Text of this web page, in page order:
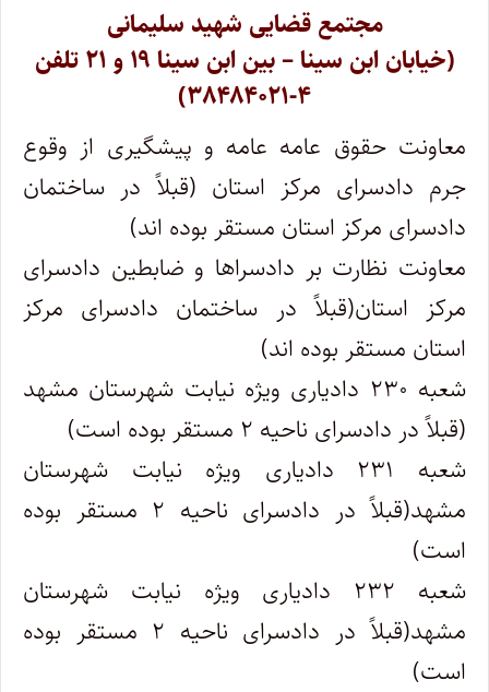
مجتمع قضایی شهید سلیمانی
(خیابان ابن سینا – بین ابن سینا ۱۹ و ۲۱ تلفن
۴-۳۸۴۸۴۰۲۱)
معاونت حقوق عامه عامه و پیشگیری از وقوع
جرم دادسرای مرکز استان (قبلاً در ساختمان
دادسرای مرکز استان مستقر بوده اند)
معاونت نظارت بر دادسراها و ضابطین دادسرای
مرکز استان(قبلاً در ساختمان دادسرای مرکز
استان مستقر بوده اند)
شعبه ۲۳۰ دادیاری ویژه نیابت شهرستان مشهد
(قبلاً در دادسرای ناحیه ۲ مستقر بوده است)
شعبه ۲۳۱ دادیاری ویژه نیابت شهرستان
مشهد(قبلاً در دادسرای ناحیه ۲ مستقر بوده
است)
شعبه ۲۳۲ دادیاری ویژه نیابت شهرستان
مشهد(قبلاً در دادسرای ناحیه ۲ مستقر بوده
است)